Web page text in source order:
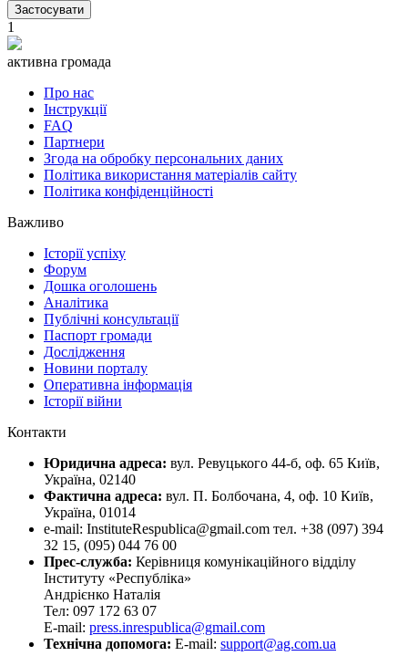
Застосувати
1
активна громада
Про нас
Інструкції
FAQ
Партнери
Згода на обробку персональних даних
Політика використання матеріалів сайту
Політика конфіденційності
Важливо
Історії успіху
Форум
Дошка оголошень
Аналітика
Публічні консультації
Паспорт громади
Дослідження
Новини порталу
Оперативна інформація
Історії війни
Контакти
Юридична адреса: вул. Ревуцького 44-б, оф. 65 Київ,
Україна, 02140
Фактична адреса: вул. П. Болбочана, 4, оф. 10 Київ,
Україна, 01014
e-mail: InstituteRespublica@gmail.com тел. +38 (097) 394
32 15, (095) 044 76 00
Прес-служба: Керівниця комунікаційного відділу
Інституту «Республіка»
Андрієнко Наталія
Тел: 097 172 63 07
E-mail: press.inrespublica@gmail.com
Технічна допомога: E-mail: support@ag.com.ua